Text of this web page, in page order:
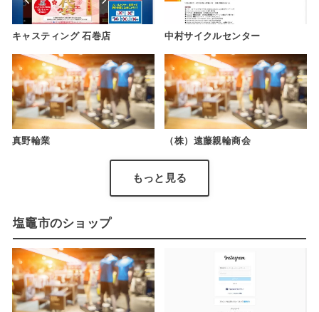
キャスティング 石巻店 中村サイクルセンター
真野輪業 （株）遠藤親輪商会
もっと見る
塩竈市のショップ